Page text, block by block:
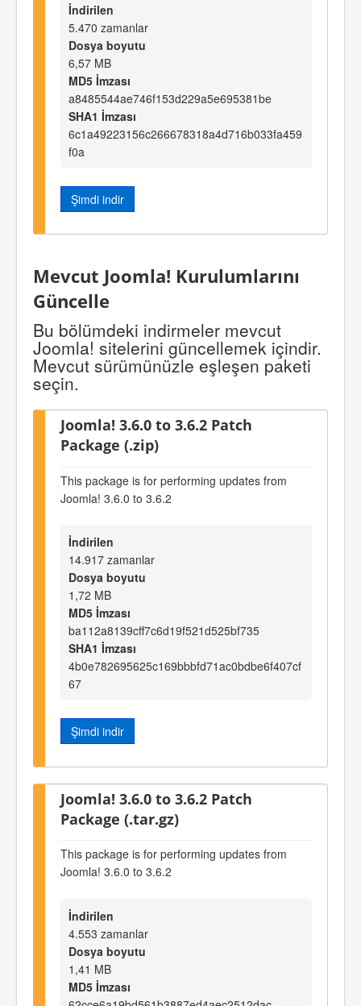
İndirilen
5.470 zamanlar
Dosya boyutu
6,57 MB
MD5 İmzası
a8485544ae746f153d229a5e695381be
SHA1 İmzası
6c1a49223156c266678318a4d716b033fa459
f0a
Şimdi indir
Mevcut Joomla! Kurulumlarını
Güncelle
Bu bölümdeki indirmeler mevcut
Joomla! sitelerini güncellemek içindir.
Mevcut sürümünüzle eşleşen paketi
seçin.
Joomla! 3.6.0 to 3.6.2 Patch
Package (.zip)
This package is for performing updates from
Joomla! 3.6.0 to 3.6.2
İndirilen
14.917 zamanlar
Dosya boyutu
1,72 MB
MD5 İmzası
ba112a8139cff7c6d19f521d525bf735
SHA1 İmzası
4b0e782695625c169bbbfd71ac0bdbe6f407cf
67
Şimdi indir
Joomla! 3.6.0 to 3.6.2 Patch
Package (.tar.gz)
This package is for performing updates from
Joomla! 3.6.0 to 3.6.2
İndirilen
4.553 zamanlar
Dosya boyutu
1,41 MB
MD5 İmzası